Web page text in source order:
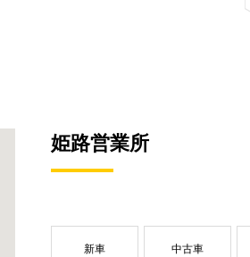
姫路営業所
新車 中古車